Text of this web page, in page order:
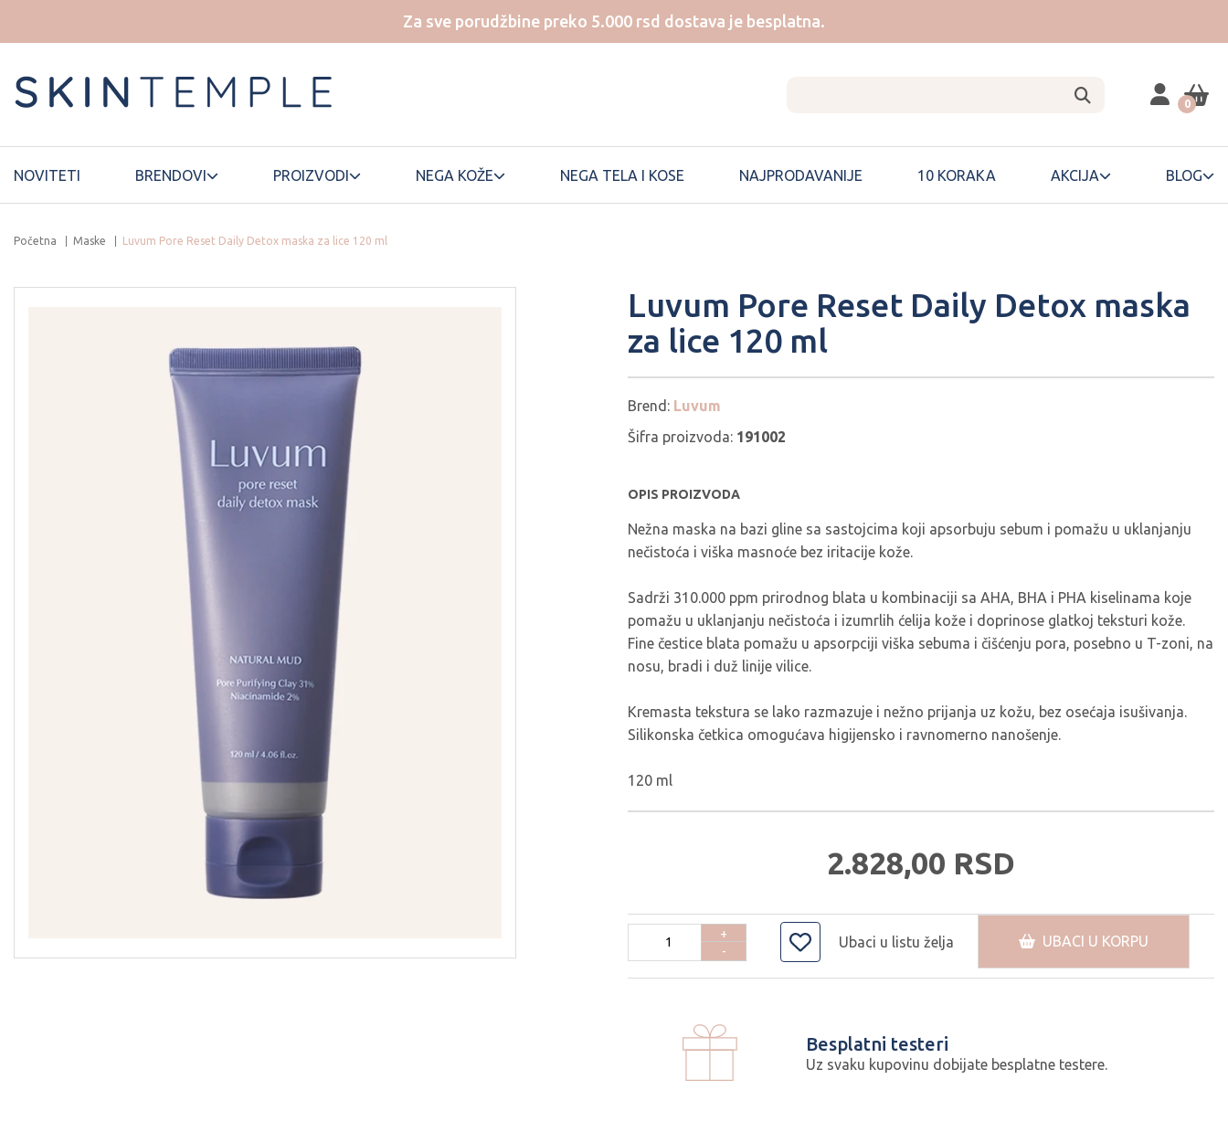
Za sve porudžbine preko 5.000 rsd dostava je besplatna.
0
NOVITETI BRENDOVI PROIZVODI NEGA KOŽE NEGA TELA I KOSE NAJPRODAVANIJE 10 KORAKA AKCIJA BLOG
Početna Maske Luvum Pore Reset Daily Detox maska za lice 120 ml
Luvum Pore Reset Daily Detox maska
za lice 120 ml
Brend: Luvum
Šifra proizvoda: 191002
OPIS PROIZVODA
Nežna maska na bazi gline sa sastojcima koji apsorbuju sebum i pomažu u uklanjanju
nečistoća i viška masnoće bez iritacije kože.
Sadrži 310.000 ppm prirodnog blata u kombinaciji sa AHA, BHA i PHA kiselinama koje
pomažu u uklanjanju nečistoća i izumrlih ćelija kože i doprinose glatkoj teksturi kože.
Fine čestice blata pomažu u apsorpciji viška sebuma i čišćenju pora, posebno u T-zoni, na
nosu, bradi i duž linije vilice.
Kremasta tekstura se lako razmazuje i nežno prijanja uz kožu, bez osećaja isušivanja.
Silikonska četkica omogućava higijensko i ravnomerno nanošenje.
120 ml
2.828,00 RSD
+
-
Ubaci u listu želja UBACI U KORPU
Besplatni testeri
Uz svaku kupovinu dobijate besplatne testere.
DOHWA
INNISFREE
ISNTREE
IUNIK
IZEZE
JUMISO
KAINE
KLAVUU
K-SECRET
SEOUL 1988
KUNDAL
LABUTE
MANYO
MARY&MAY
MEDICUBE
MELIXIR
MOEV
MISSHA
MIXSOON
NACIFIC
NERDS
NINE LESS
SKINFOOD
SKINTEMPLE
EDITOR
THE LAB BY
BLANC DOUX
TOVEGAN
YUNJAC
WELLAGE